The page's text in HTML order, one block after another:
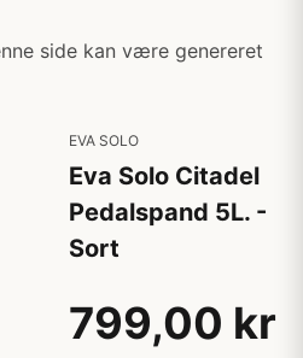
side kan være genereret
EVA SOLO
Eva Solo Citadel
Pedalspand 5L. -
Sort
799,00 kr